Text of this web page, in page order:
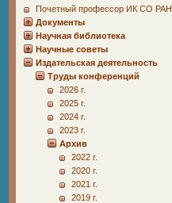
Почетный профессор ИК СО РАН
Документы
Научная библиотека
Научные советы
Издательская деятельность
Труды конференций
2026 г.
2025 г.
2024 г.
2023 г.
Архив
2022 г.
2020 г.
2021 г.
2019 г.